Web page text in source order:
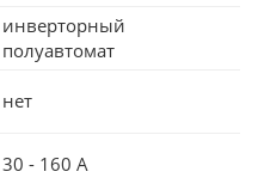
инверторный
полуавтомат
нет
30 - 160 А